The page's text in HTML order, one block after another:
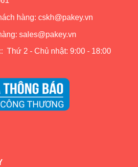
hàng: cskh@pakey.vn
sales@pakey.vn
Thứ 2 - Chủ nhật: 9:00 - 18:00